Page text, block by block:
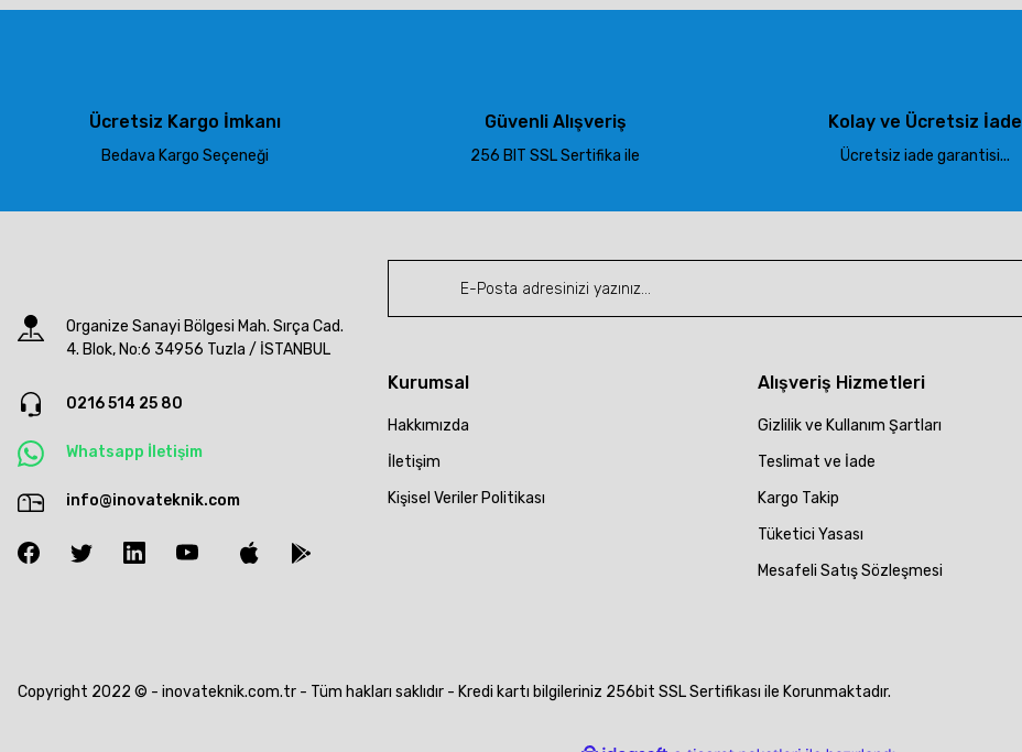
Ürün resmi kalitesiz, bozuk veya görüntülenemiyor.
Bu ürüne benzer farklı alternatifler olmalı.
Ücretsiz Kargo İmkanı
Bedava Kargo Seçeneği
Güvenli Alışveriş
256 BIT SSL Sertifika ile
Kolay ve Ücretsiz İade
Ücretsiz iade garantisi...
Organize Sanayi Bölgesi Mah. Sırça Cad.
4. Blok, No:6 34956 Tuzla / İSTANBUL
0216 514 25 80
Whatsapp İletişim
info@inovateknik.com
Kurumsal
Hakkımızda
İletişim
Kişisel Veriler Politikası
Alışveriş Hizmetleri
Gizlilik ve Kullanım Şartları
Teslimat ve İade
Kargo Takip
Tüketici Yasası
Mesafeli Satış Sözleşmesi
Copyright 2022 © - inovateknik.com.tr - Tüm hakları saklıdır - Kredi kartı bilgileriniz 256bit SSL Sertifikası ile Korunmaktadır.